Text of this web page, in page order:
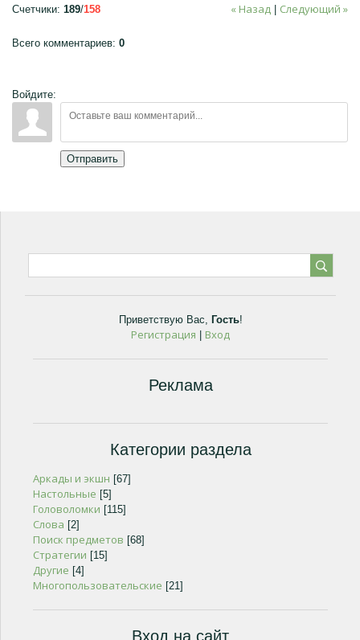
« Назад Следующий »
Счетчики: 189/158
Всего комментариев: 0
Войдите:
Отправить
Приветствую Вас, Гость!
Регистрация Вход
Реклама
Категории раздела
Аркады и экшн [67]
Настольные [5]
Головоломки [115]
Слова [2]
Поиск предметов [68]
Стратегии [15]
Другие [4]
Многопользовательские [21]
Вход на сайт